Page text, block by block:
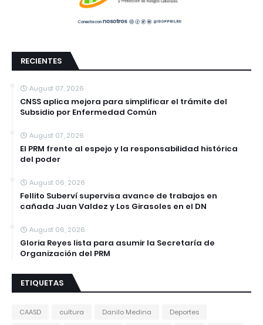
RECIENTES
August 07, 2026
CNSS aplica mejora para simplificar el trámite del
Subsidio por Enfermedad Común
August 07, 2026
El PRM frente al espejo y la responsabilidad histórica
del poder
August 06, 2026
Fellito Suberví supervisa avance de trabajos en
cañada Juan Valdez y Los Girasoles en el DN
August 06, 2026
Gloria Reyes lista para asumir la Secretaría de
Organización del PRM
ETIQUETAS
CAASD cultura Danilo Medina
Deportes